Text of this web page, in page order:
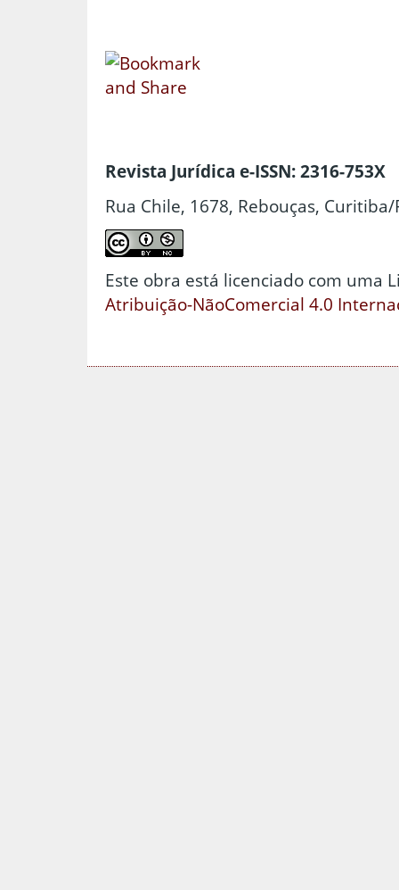
Revista Jurídica e-ISSN: 2316-753X
Rua Chile, 1678, Rebouças, Curitiba/
Este obra está licenciado com uma
Atribuição-NãoComercial 4.0